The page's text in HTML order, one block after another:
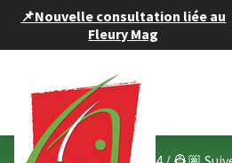
📌Nouvelle consultation liée au
Fleury Mag
Panneau de gestion des cookies